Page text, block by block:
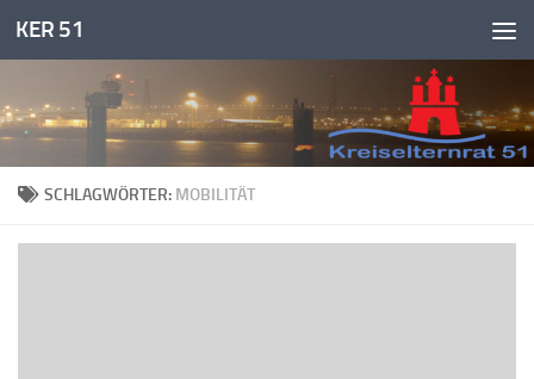
Zum Inhalt springen
KER 51
SCHLAGWÖRTER: MOBILITÄT